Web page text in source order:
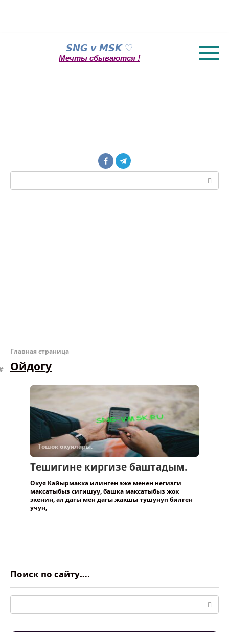
𝙎𝙉𝙂 𝙫 𝙈𝙎𝙆 ♡
Мечты сбываются !
Поиск:
Главная страница
Ойдогу
Төшөк окуялары.
Тешигине киргизе баштадым.
Окуя Кайырмакка илинген эже менен негизги
максатыбыз сигишуу, башка максатыбыз жок
экенин, ал дагы мен дагы жакшы тушунуп билген
учун,
Поиск по сайту….
Поиск: